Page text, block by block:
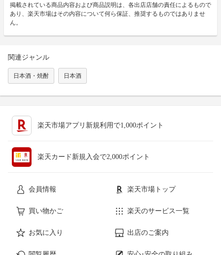
掲載されている商品内容および商品説明は、各出店店舗の責任によるもので
あり、楽天市場はその内容について何ら保証、推奨するものではありませ
ん。
関連ジャンル
日本酒・焼酎 日本酒
楽天市場アプリ新規利用で1,000ポイント
楽天カード新規入会で2,000ポイント
会員情報 楽天市場トップ
買い物かご 楽天のサービス一覧
お気に入り 出店のご案内